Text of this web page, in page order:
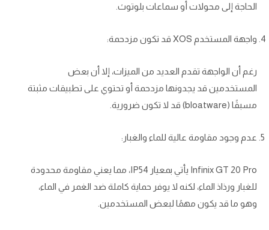
الحاجة إلى محولات أو سماعات بلوتوث.
واجهة المستخدم XOS قد تكون مزدحمة:
رغم أن الواجهة تقدم العديد من الميزات، إلا أن بعض
المستخدمين قد يجدونها مزدحمة أو تحتوي على تطبيقات مثبتة
مسبقًا (bloatware) قد لا تكون ضرورية.
عدم وجود مقاومة عالية للماء والغبار:
Infinix GT 20 Pro يأتي بمعيار IP54، مما يعني مقاومة محدودة
للغبار ورذاذ الماء، لكنه لا يوفر حماية كاملة ضد الغمر في الماء،
وهو ما قد يكون مهمًا لبعض المستخدمين.